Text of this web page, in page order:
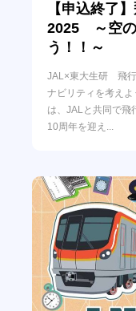
学
【申込終了
2025 ～空の
う！！～
JAL×東大生研 飛
ナビリティを考え
は、JALと共同で飛
10周年を迎え...